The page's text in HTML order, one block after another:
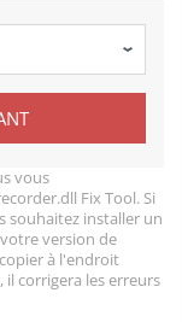
vous
Fix Tool. Si
souhaitez installer un
version de
à l'endroit
corrigera les erreurs